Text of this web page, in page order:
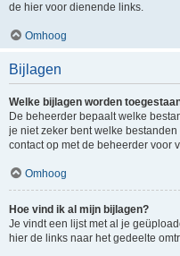
de hier voor dienende links.
Omhoog
Bijlagen
Welke bijlagen worden
De beheerder bepaalt welke
je niet zeker bent welke
contact op met de beheerder voor
Omhoog
Hoe vind ik al mijn bijlagen?
Je vindt een lijst met al je
hier de links naar het gedeelte